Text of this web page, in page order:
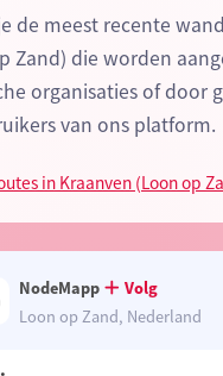
de meest recente
Zand) die worden
organisaties of door
van ons platform.
in Kraanven (Loon op
NodeMapp
Volg
Loon op Zand, Nederland